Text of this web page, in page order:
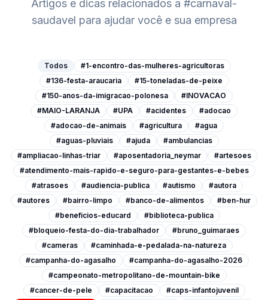
Artigos e dicas relacionados a #carnaval-
saudavel para ajudar você e sua empresa
Todos
#1-encontro-das-mulheres-agricultoras
#136-festa-araucaria
#15-toneladas-de-peixe
#150-anos-da-imigracao-polonesa
#INOVACAO
#MAIO-LARANJA
#UPA #acidentes
#adocao
#adocao-de-animais
#agricultura
#agua
#aguas-pluviais
#ajuda
#ambulancias
#ampliacao-linhas-triar
#aposentadoria_neymar
#artesoes
#atendimento-mais-rapido-e-seguro-para-gestantes-e-bebes
#atrasoes
#audiencia-publica #autismo
#autora
#autores
#bairro-limpo #banco-de-alimentos
#ben-hur
#beneficios-educard
#biblioteca-publica
#bloqueio-festa-do-dia-trabalhador
#bruno_guimaraes
#cameras
#caminhada-e-pedalada-na-natureza
#campanha-do-agasalho
#campanha-do-agasalho-2026
#campeonato-metropolitano-de-mountain-bike
#cancer-de-pele
#capacitacao
#caps-infantojuvenil